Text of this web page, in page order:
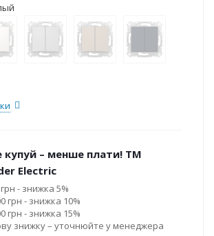
купуй – менше плати! ТМ
Electric
грн - знижка 5%
грн - знижка 10%
грн - знижка 15%
знижку – уточнюйте у менеджера